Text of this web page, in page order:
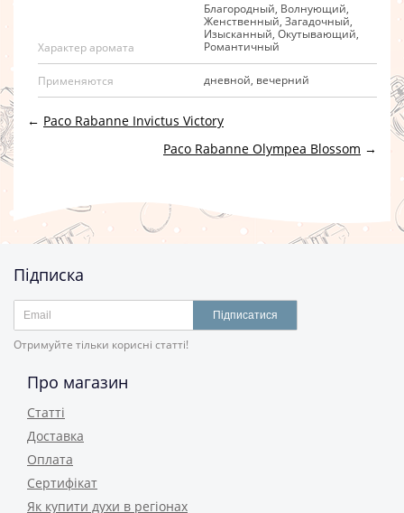
Характер аромата
Благородный, Волнующий,
Женственный, Загадочный,
Изысканный, Окутывающий,
Романтичный
Применяются дневной, вечерний
← Paco Rabanne Invictus Victory
Paco Rabanne Olympea Blossom →
Підписка
Підписатися
Отримуйте тільки корисні статті!
Про магазин
Статті
Доставка
Оплата
Сертифікат
Як купити духи в регіонах